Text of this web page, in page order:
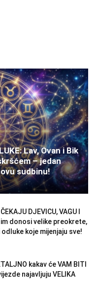
Lav, Ovan i Bik
– jedan
sudbinu!
DJEVICU, VAGU I
im donosi velike preokrete,
koje mijenjaju sve!
kakav će VAM BITI
najavljuju VELIKA